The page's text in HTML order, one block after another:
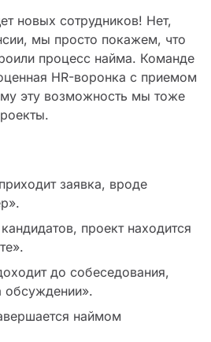
новых сотрудников! Нет,
мы просто покажем, что
процесс найма. Команде
HR-воронка с приемом
эту возможность мы тоже
заявка, вроде
проект находится
до собеседования,
обсуждении».
наймом